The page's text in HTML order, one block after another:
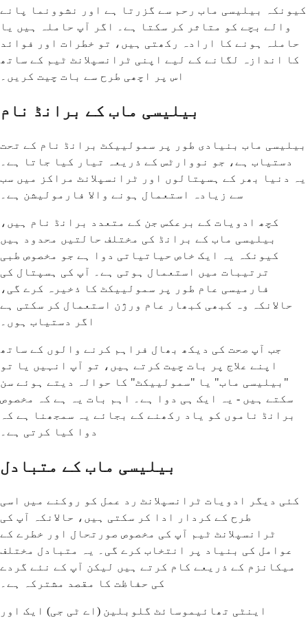
کیونکہ بیلیسی ماب رحم سے گزرتا ہے اور نشوونما پانے
والے بچے کو متاثر کر سکتا ہے۔ اگر آپ حاملہ ہیں یا
حاملہ ہونے کا ارادہ رکھتی ہیں، تو خطرات اور فوائد
کا اندازہ لگانے کے لیے اپنی ٹرانسپلانٹ ٹیم کے ساتھ
اس پر اچھی طرح سے بات چیت کریں۔
بیلیسی ماب کے برانڈ نام
بیلیسی ماب بنیادی طور پر سمولییکٹ برانڈ نام کے تحت
دستیاب ہے، جو نووارٹس کے ذریعہ تیار کیا جاتا ہے۔
یہ دنیا بھر کے ہسپتالوں اور ٹرانسپلانٹ مراکز میں سب
سے زیادہ استعمال ہونے والا فارمولیشن ہے۔
کچھ ادویات کے برعکس جن کے متعدد برانڈ نام ہیں،
بیلیسی ماب کے برانڈ کی مختلف حالتیں محدود ہیں
کیونکہ یہ ایک خاص حیاتیاتی دوا ہے جو مخصوص طبی
ترتیبات میں استعمال ہوتی ہے۔ آپ کی ہسپتال کی
فارمیسی عام طور پر سمولییکٹ کا ذخیرہ کرے گی،
حالانکہ وہ کبھی کبھار عام ورژن استعمال کر سکتی ہے
اگر دستیاب ہوں۔
جب آپ صحت کی دیکھ بھال فراہم کرنے والوں کے ساتھ
اپنے علاج پر بات چیت کرتے ہیں، تو آپ انہیں یا تو
"بیلیسی ماب" یا "سمولییکٹ" کا حوالہ دیتے ہوئے سن
سکتے ہیں - یہ ایک ہی دوا ہے۔ اہم بات یہ ہے کہ مخصوص
برانڈ ناموں کو یاد رکھنے کے بجائے یہ سمجھنا ہے کہ
دوا کیا کرتی ہے۔
بیلیسی ماب کے متبادل
کئی دیگر ادویات ٹرانسپلانٹ رد عمل کو روکنے میں اسی
طرح کے کردار ادا کر سکتی ہیں، حالانکہ آپ کی
ٹرانسپلانٹ ٹیم آپ کی مخصوص صورتحال اور خطرے کے
عوامل کی بنیاد پر انتخاب کرے گی۔ یہ متبادل مختلف
میکانزم کے ذریعے کام کرتے ہیں لیکن آپ کے نئے گردے
کی حفاظت کا مقصد مشترکہ ہے۔
اینٹی تھائیموسائٹ گلوبلین (اے ٹی جی) ایک اور